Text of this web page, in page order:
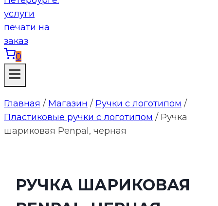
0
Главная / Магазин / Ручки с логотипом /
Пластиковые ручки с логотипом / Ручка
шариковая Penpal, черная
РУЧКА ШАРИКОВАЯ